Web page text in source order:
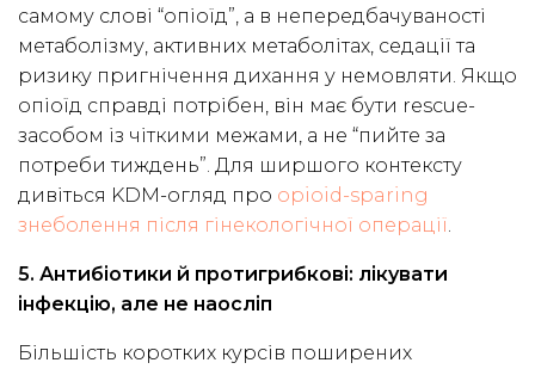
самому слові “опіоїд”, а в непередбачуваності
метаболізму, активних метаболітах, седації та
ризику пригнічення дихання у немовляти. Якщо
опіоїд справді потрібен, він має бути rescue-
засобом із чіткими межами, а не “пийте за
потреби тиждень”. Для ширшого контексту
дивіться KDM-огляд про opioid-sparing
знеболення після гінекологічної операції.
5. Антибіотики й протигрибкові: лікувати
інфекцію, але не наосліп
Більшість коротких курсів поширених